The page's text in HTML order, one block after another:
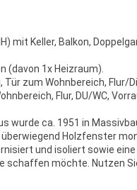
mit Keller, Balkon,
(davon 1x Heizraum).
Tür zum Wohnbereich,
Flur, DU/WC,
wurde ca. 1951 in
Holzfenster
und isoliert sowie
schaffen möchte. Nutzen